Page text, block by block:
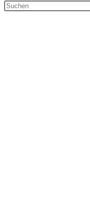
Diese